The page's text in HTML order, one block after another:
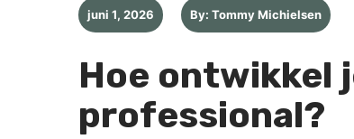
juni 1, 2026 By: Tommy Michielsen
Hoe ontwikkel
professional?